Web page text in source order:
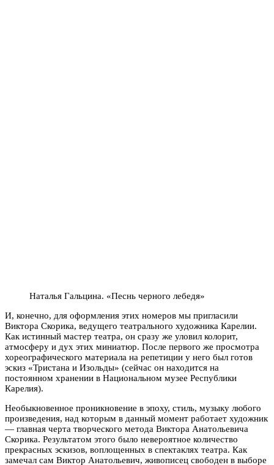
Наталья Гальцина. «Песнь черного лебедя»
И, конечно, для оформления этих номеров мы пригласили
Виктора Скорика, ведущего театрального художника Карелии.
Как истинный мастер театра, он сразу же уловил колорит,
атмосферу и дух этих миниатюр. После первого же просмотра
хореографического материала на репетиции у него был готов
эскиз «Тристана и Изольды» (сейчас он находится на
постоянном хранении в Национальном музее Республики
Карелия).
Необыкновенное проникновение в эпоху, стиль, музыку любого
произведения, над которым в данный момент работает художник
— главная черта творческого метода Виктора Анатольевича
Скорика. Результатом этого было невероятное количество
прекрасных эскизов, воплощенных в спектаклях театра. Как
замечал сам Виктор Анатольевич, живописец свободен в выборе